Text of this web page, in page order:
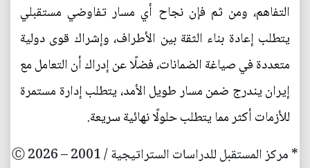
التفاهم، ومن ثم فإن نجاح أي مسار تفاوضي مستقبلي
يتطلب إعادة بناء الثقة بين الأطراف، وإشراك قوى دولية
متعددة في صياغة الضمانات، فضلًا عن إدراك أن التعامل مع
إيران يندرج ضمن مسار طويل الأمد، يتطلب إدارة مستمرة
للأزمات أكثر مما يتطلب حلولًا نهائية سريعة.
* مركز المستقبل للدراسات الستراتيجية / 2001 – 2026 Ⓒ